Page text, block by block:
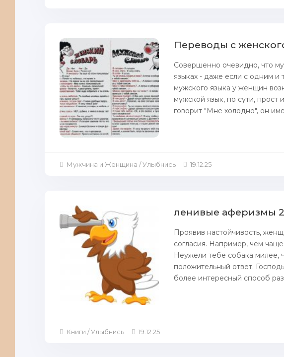
Переводы с
Совершенно очевидно, что
языках - даже если с одним
мужского языка у женщин
мужской язык, по сути,
говорит "Мне холодно", он
Мужчина и Женщина / Улыбнись 19.12.25
ленивые аферизмы 2
Проявив настойчивость,
согласия. Например, чем
Неужели тебе собака милее,
положительный ответ.
более интересный способ
Книги / Улыбнись 19.12.25